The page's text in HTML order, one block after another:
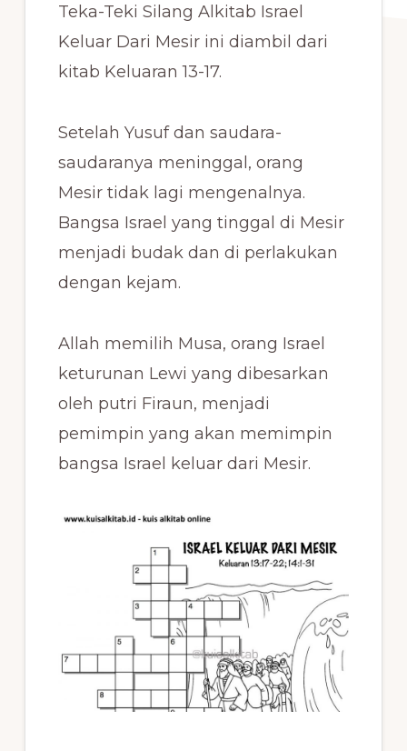
Teka-Teki Silang Alkitab Israel
Keluar Dari Mesir ini diambil dari
kitab Keluaran 13-17.
Setelah Yusuf dan saudara-
saudaranya meninggal, orang
Mesir tidak lagi mengenalnya.
Bangsa Israel yang tinggal di Mesir
menjadi budak dan di perlakukan
dengan kejam.
Allah memilih Musa, orang Israel
keturunan Lewi yang dibesarkan
oleh putri Firaun, menjadi
pemimpin yang akan memimpin
bangsa Israel keluar dari Mesir.